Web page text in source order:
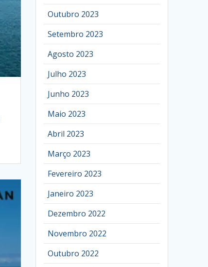
Outubro 2023
Setembro 2023
Agosto 2023
Julho 2023
Junho 2023
Maio 2023
Abril 2023
Março 2023
Fevereiro 2023
Janeiro 2023
Dezembro 2022
Novembro 2022
Outubro 2022